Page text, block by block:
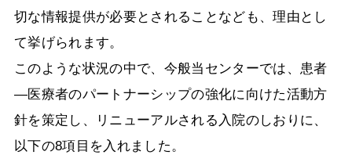
切な情報提供が必要とされることなども、理由とし
て挙げられます。
このような状況の中で、今般当センターでは、患者
―医療者のパートナーシップの強化に向けた活動方
針を策定し、リニューアルされる入院のしおりに、
以下の8項目を入れました。